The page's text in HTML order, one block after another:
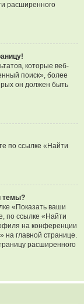
расширенного
которые веб-
поиск», более
он должен быть
по ссылке «Найти
темы?
«Показать ваши
по ссылке «Найти
на конференции
главной странице.
расширенного